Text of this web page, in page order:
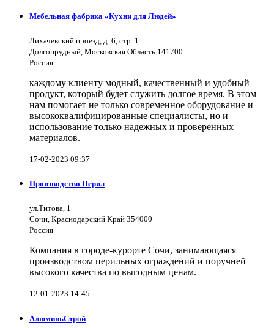
Мебельная фабрика «Кухни для Людей»
Лихачевский проезд, д. 6, стр. 1
Долгопрудный, Московская Область 141700
Россия
каждому клиенту модный, качественный и удобный
продукт, который будет служить долгое время. В этом
нам помогает не только современное оборудование и
высококвалифицированные специалисты, но и
использование только надежных и проверенных
материалов.
17-02-2023 09:37
Производство Перил
ул.Титова, 1
Сочи, Краснодарский Край 354000
Россия
Компания в городе-курорте Сочи, занимающаяся
производством перильных ограждений и поручней
высокого качества по выгодным ценам.
12-01-2023 14:45
АлюминьСтрой